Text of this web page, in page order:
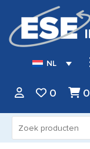
NL
0 0
naar: